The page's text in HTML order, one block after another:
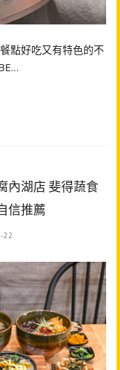
點好吃又有特色的不
內湖店 斐得蔬食
信推薦
22